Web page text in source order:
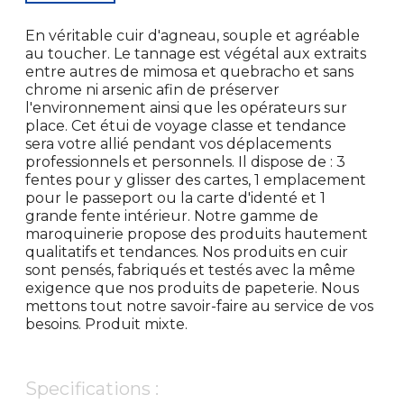
En véritable cuir d'agneau, souple et agréable
au toucher. Le tannage est végétal aux extraits
entre autres de mimosa et quebracho et sans
chrome ni arsenic afin de préserver
l'environnement ainsi que les opérateurs sur
place. Cet étui de voyage classe et tendance
sera votre allié pendant vos déplacements
professionnels et personnels. Il dispose de : 3
fentes pour y glisser des cartes, 1 emplacement
pour le passeport ou la carte d'identé et 1
grande fente intérieur. Notre gamme de
maroquinerie propose des produits hautement
qualitatifs et tendances. Nos produits en cuir
sont pensés, fabriqués et testés avec la même
exigence que nos produits de papeterie. Nous
mettons tout notre savoir-faire au service de vos
besoins. Produit mixte.
Specifications :